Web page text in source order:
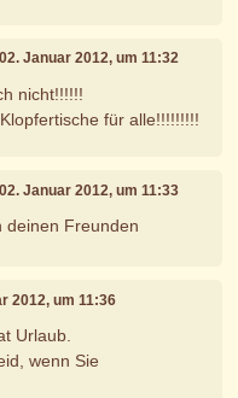
Januar 2012, um 11:32
nicht!!!!!!
für alle!!!!!!!!!
Januar 2012, um 11:33
deinen Freunden
2012, um 11:36
Urlaub.
wenn Sie